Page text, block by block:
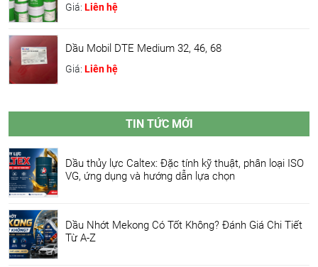
Giá: Liên hệ
Dầu Mobil DTE Medium 32, 46, 68
Giá: Liên hệ
TIN TỨC MỚI
Dầu thủy lực Caltex: Đặc tính kỹ thuật, phân loại ISO
VG, ứng dụng và hướng dẫn lựa chọn
Dầu Nhớt Mekong Có Tốt Không? Đánh Giá Chi Tiết
Từ A-Z